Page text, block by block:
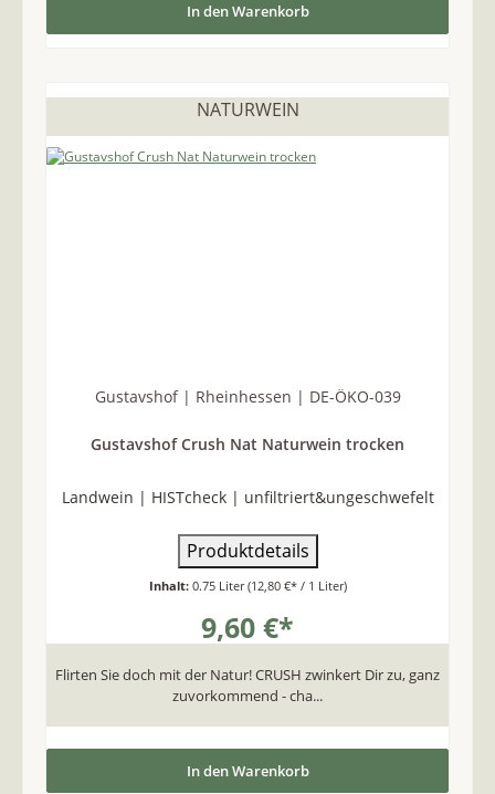
In den Warenkorb
NATURWEIN
Gustavshof | Rheinhessen | DE-ÖKO-039
Gustavshof Crush Nat Naturwein trocken
Landwein | HISTcheck | unfiltriert&ungeschwefelt
Produktdetails
Inhalt: 0.75 Liter(12,80 €* / 1 Liter)
9,60 €*
Flirten Sie doch mit der Natur! CRUSH zwinkert Dir zu, ganz
zuvorkommend - cha...
In den Warenkorb